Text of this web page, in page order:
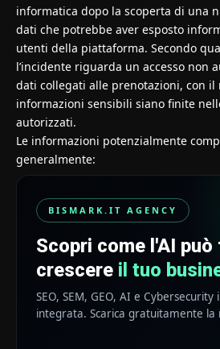
informatica dopo la scoperta di una
dati che potrebbe aver esposto
utenti della piattaforma. Secondo
l’incidente riguarda un accesso non
dati collegati alle prenotazioni, con il
informazioni sensibili siano finite
autorizzati.
Le informazioni potenzialmente
generalmente:
BISMARK.IT AGENCY
Scopri come l'AI può
crescere il tuo
SEO, SEM, GEO, AI e
integrata. Scarica gratuitamente la